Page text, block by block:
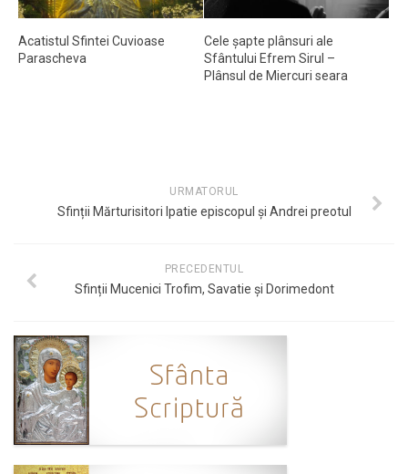
Acatistul Sfintei Cuvioase
Parascheva
Cele șapte plânsuri ale
Sfântului Efrem Sirul –
Plânsul de Miercuri seara
URMATORUL
Sfinții Mărturisitori Ipatie episcopul și Andrei preotul
PRECEDENTUL
Sfinții Mucenici Trofim, Savatie și Dorimedont